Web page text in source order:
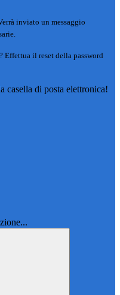
inviato un messaggio
Effettua il reset della password
casella di posta elettronica!